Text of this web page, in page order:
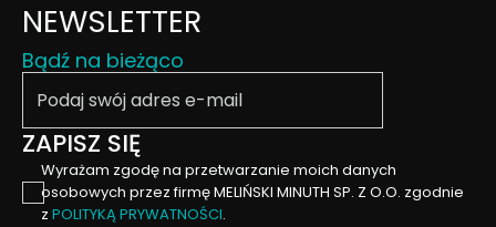
NEWSLETTER
Bądź na bieżąco
ZAPISZ SIĘ
Wyrażam zgodę na przetwarzanie moich danych
osobowych przez firmę MELIŃSKI MINUTH SP. Z O.O. zgodnie
z POLITYKĄ PRYWATNOŚCI.